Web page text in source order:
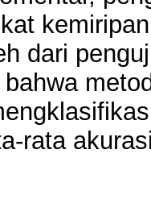
dari
rata